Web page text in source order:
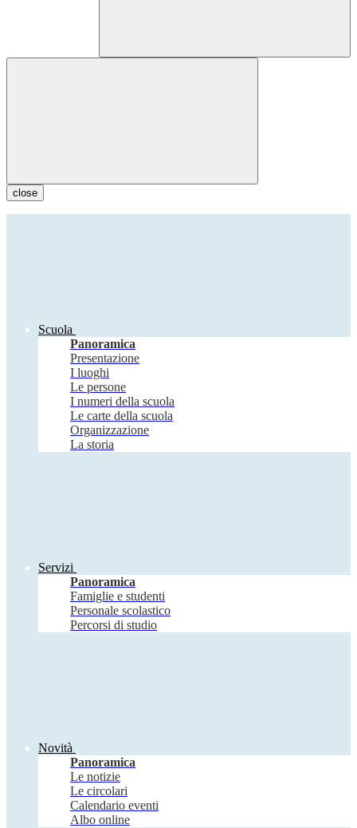
close
Scuola
Panoramica
Presentazione
I luoghi
Le persone
I numeri della scuola
Le carte della scuola
Organizzazione
La storia
Servizi
Panoramica
Famiglie e studenti
Personale scolastico
Percorsi di studio
Novità
Panoramica
Le notizie
Le circolari
Calendario eventi
Albo online